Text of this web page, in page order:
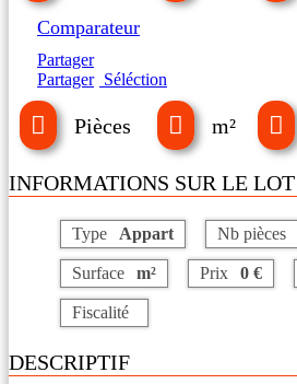
Comparateur
Partager
Partager Séléction
Pièces m²
INFORMATIONS SUR LE LOT
Type Appart Nb pièces
Surface m² Prix 0 €
Fiscalité
DESCRIPTIF